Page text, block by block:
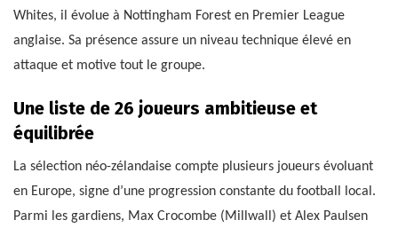
Whites, il évolue à Nottingham Forest en Premier League
anglaise. Sa présence assure un niveau technique élevé en
attaque et motive tout le groupe.
Une liste de 26 joueurs ambitieuse et
équilibrée
La sélection néo-zélandaise compte plusieurs joueurs évoluant
en Europe, signe d’une progression constante du football local.
Parmi les gardiens, Max Crocombe (Millwall) et Alex Paulsen